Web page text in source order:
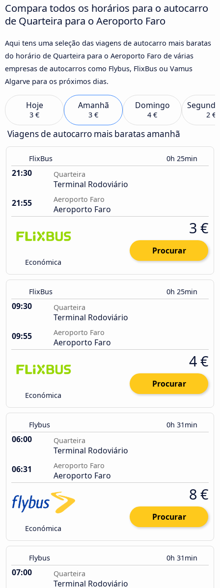
Compara todos os horários para o autocarro
de Quarteira para o Aeroporto Faro
Aqui tens uma seleção das viagens de autocarro mais baratas
do horário de Quarteira para o Aeroporto Faro de várias
empresas de autocarros como Flybus, FlixBus ou Vamus
Algarve para os próximos dias.
Hoje
3 €
Amanhã
3 €
Domingo
4 € 2 €
Viagens de autocarro mais baratas amanhã
FlixBus 0h 25min
21:30 Quarteira
Terminal Rodoviário
21:55
Aeroporto Faro
Aeroporto Faro
Económica
3 €
Procurar
FlixBus 0h 25min
09:30 Quarteira
Terminal Rodoviário
09:55
Aeroporto Faro
Aeroporto Faro
Económica
4 €
Procurar
Flybus 0h 31min
06:00 Quarteira
Terminal Rodoviário
06:31
Aeroporto Faro
Aeroporto Faro
Económica
8 €
Procurar
Flybus 0h 31min
07:00 Quarteira
Terminal Rodoviário